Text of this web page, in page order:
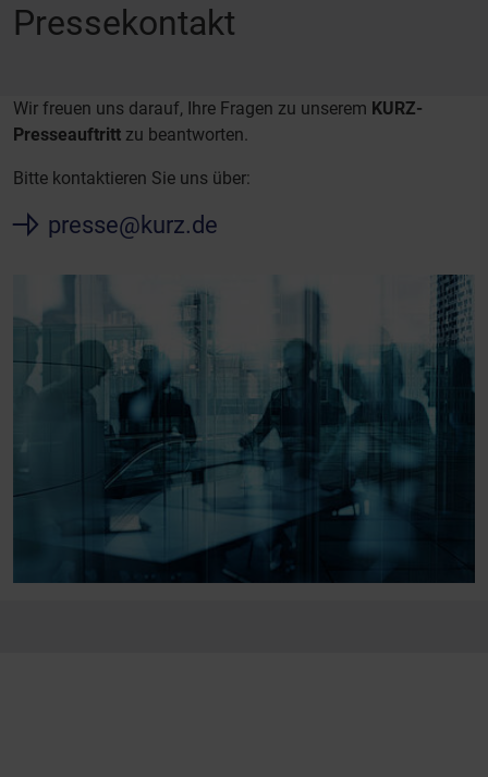
Pressekontakt
Wir freuen uns darauf, Ihre Fragen zu unserem KURZ-
Presseauftritt zu beantworten.
Bitte kontaktieren Sie uns über:
presse@kurz.de